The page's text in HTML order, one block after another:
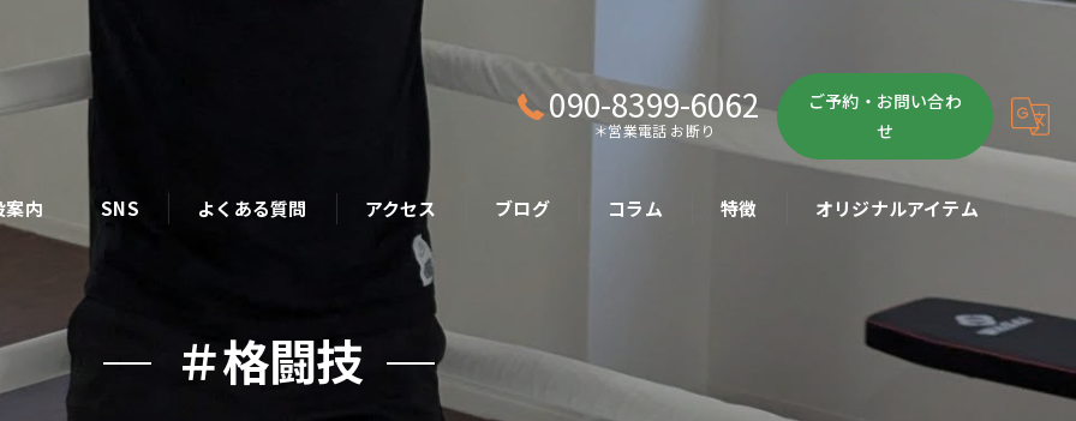
090-8399-6062
＊営業電話 お断り
ご予約・お問い合わ
せ
案内 SNS よくある質問 アクセス ブログ コラム 特徴
ボディメイク
オリジナルアイテム
＃格闘技